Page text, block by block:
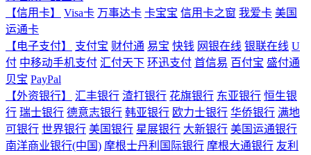
【信用卡】
Visa卡 万事达卡 卡宝宝 信用卡之窗 我爱卡 美国
运通卡
【电子支付】
支付宝 财付通 易宝 快钱 网银在线 银联在线 U
付 中移动手机支付 汇付天下 环迅支付 首信易 百付宝 盛付通
贝宝 PayPal
【外资银行】
汇丰银行 渣打银行 花旗银行 东亚银行 恒生银
行 瑞士银行 德意志银行 韩亚银行 欧力士银行 华侨银行 满地
可银行 世界银行 美国银行 星展银行 大新银行 美国运通银行
南洋商业银行(中国) 摩根士丹利国际银行 摩根大通银行 友利